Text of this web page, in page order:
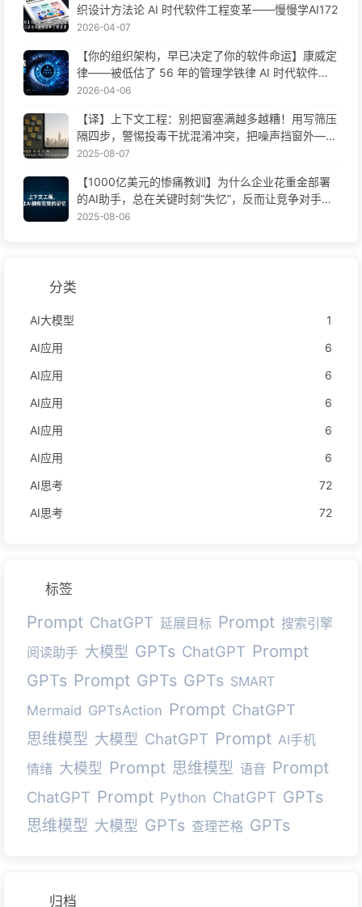
织设计方法论 AI 时代软件工程变革——慢慢学AI172
2026-04-07
【你的组织架构，早已决定了你的软件命运】康威定
律——被低估了 56 年的管理学铁律 AI 时代软件工
程变革——慢慢学AI171
2026-04-06
【译】上下文工程：别把窗塞满越多越糟！用写筛压
隔四步，警惕投毒干扰混淆冲突，把噪声挡窗外——
慢慢学AI170
2025-08-07
【1000亿美元的惨痛教训】为什么企业花重金部署
的AI助手，总在关键时刻“失忆”，反而让竞争对手实
现90%性能提升？——慢慢学AI169
2025-08-06
分类
AI大模型
1
AI应用
6
AI应用
6
AI应用
6
AI应用
6
AI应用
6
AI思考
72
AI思考
72
标签
Prompt ChatGPT 延展目标 Prompt 搜索引擎
阅读助手 大模型 GPTs ChatGPT Prompt
GPTs Prompt GPTs GPTs SMART
Mermaid GPTsAction Prompt ChatGPT
思维模型 大模型 ChatGPT Prompt AI手机
情绪 大模型 Prompt 思维模型 语音 Prompt
ChatGPT Prompt Python ChatGPT GPTs
思维模型 大模型 GPTs 查理芒格 GPTs
归档